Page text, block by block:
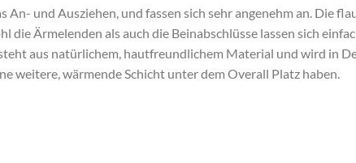
und Ausziehen, und fassen sich sehr angenehm an. Die
die Ärmelenden als auch die Beinabschlüsse lassen sich
aus natürlichem, hautfreundlichem Material und wird in
weitere, wärmende Schicht unter dem Overall Platz haben.